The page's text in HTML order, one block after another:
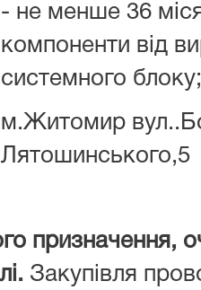
- не менше 36
компоненти від
системного блоку;
м.Житомир
Лятошинського,5
призначення,
Закупівля